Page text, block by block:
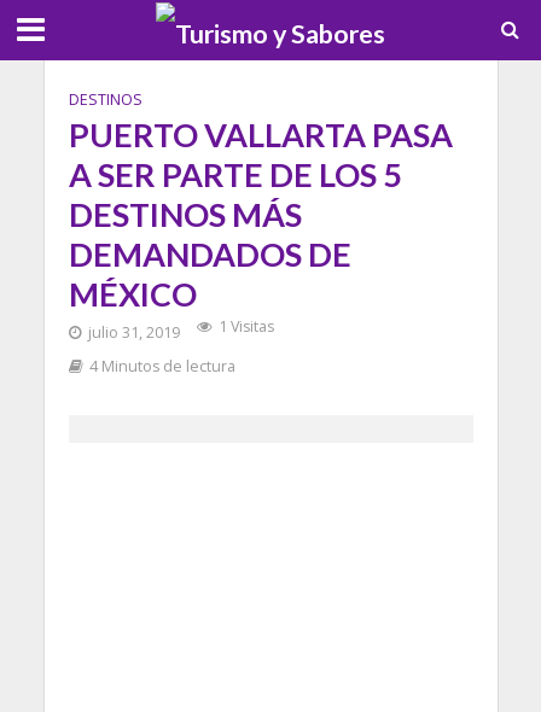
DESTINOS
PUERTO VALLARTA PASA
A SER PARTE DE LOS 5
DESTINOS MÁS
DEMANDADOS DE
MÉXICO
julio 31, 2019
1 Visitas
4 Minutos de lectura